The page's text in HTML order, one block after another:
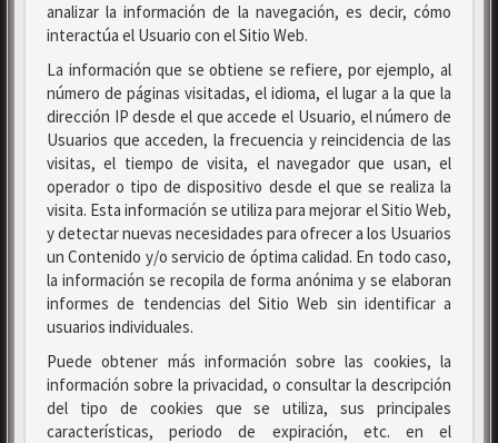
analizar la información de la navegación, es decir, cómo
interactúa el Usuario con el Sitio Web.
La información que se obtiene se refiere, por ejemplo, al
número de páginas visitadas, el idioma, el lugar a la que la
dirección IP desde el que accede el Usuario, el número de
Usuarios que acceden, la frecuencia y reincidencia de las
visitas, el tiempo de visita, el navegador que usan, el
operador o tipo de dispositivo desde el que se realiza la
visita. Esta información se utiliza para mejorar el Sitio Web,
y detectar nuevas necesidades para ofrecer a los Usuarios
un Contenido y/o servicio de óptima calidad. En todo caso,
la información se recopila de forma anónima y se elaboran
informes de tendencias del Sitio Web sin identificar a
usuarios individuales.
Puede obtener más información sobre las cookies, la
información sobre la privacidad, o consultar la descripción
del tipo de cookies que se utiliza, sus principales
características, periodo de expiración, etc. en el